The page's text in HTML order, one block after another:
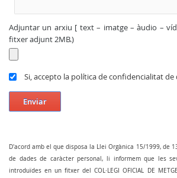
Adjuntar un arxiu [ text – imatge – àudio –
fitxer adjunt 2MB.)
Si, accepto la política de confidencialitat de
Enviar
D'acord amb el que disposa la Llei Orgànica 15/1999, de
de dades de caràcter personal, li informem que les
introduïdes en un fitxer del COL·LEGI OFICIAL DE